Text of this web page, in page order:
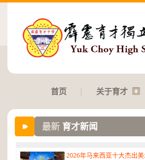
首页 关于育才
最新 育才新闻
2026年马来西亚十大杰出